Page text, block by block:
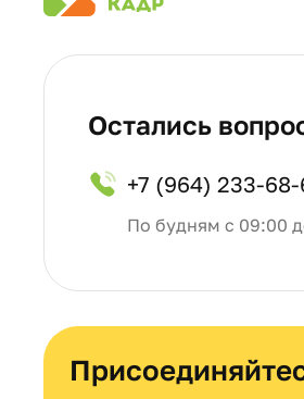
Остались
+7 (964) 233-68-
По будням с 09:00